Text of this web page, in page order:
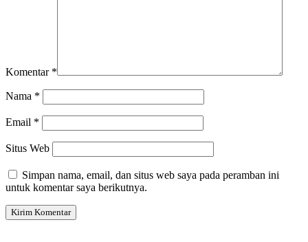
Komentar *
Nama *
Email *
Situs Web
Simpan nama, email, dan situs web saya pada peramban ini
untuk komentar saya berikutnya.